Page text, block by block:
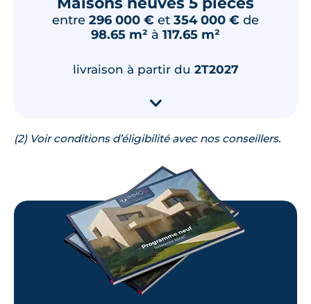
LotM09
📞
LotM11
81.75 m²
RDC
TVA 20% 269 000 €
Surface annexe
Orientation
entre 296 000 € et 354 000 € de
98.65 m² à 117.65 m²
livraison à partir du 2T2027
▾
(2) Voir conditions d’éligibilité avec nos conseillers.